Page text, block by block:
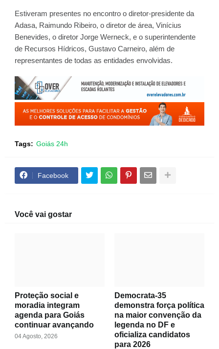
Estiveram presentes no encontro o diretor-presidente da
Adasa, Raimundo Ribeiro, o diretor de área, Vinícius
Benevides, o diretor Jorge Werneck, e o superintendente
de Recursos Hídricos, Gustavo Carneiro, além de
representantes de todas as entidades envolvidas.
Tags: Goiás 24h
Facebook
Você vai gostar
Proteção social e
moradia integram
agenda para Goiás
continuar avançando
04 Agosto, 2026
Democrata-35
demonstra força política
na maior convenção da
legenda no DF e
oficializa candidatos
para 2026